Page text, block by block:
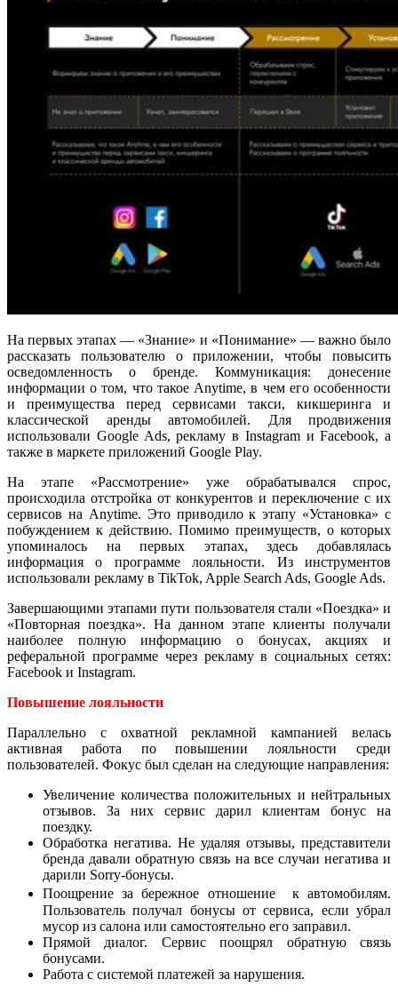
На первых этапах — «‎Знание»‎ и «‎Понимание»‎ — важно было
рассказать пользователю о приложении, чтобы повысить
осведомленность о бренде. Коммуникация: донесение
информации о том, что такое Anytime, в чем его особенности
и преимущества перед сервисами такси, кикшеринга и
классической аренды автомобилей. Для продвижения
использовали Google Ads, рекламу в Instagram и Facebook, а
также в маркете приложений Google Play.
На этапе «Рассмотрение»‎ уже обрабатывался спрос,
происходила отстройка от конкурентов и переключение с их
сервисов на Anytime. Это приводило к этапу «Установка» с
побуждением к действию. Помимо преимуществ, о которых
упоминалось на первых этапах, здесь добавлялась
информация о программе лояльности. Из инструментов
использовали рекламу в TikTok, Apple Search Ads, Google Ads.
Завершающими этапами пути пользователя стали «Поездка» и
«Повторная поездка». На данном этапе клиенты получали
наиболее полную информацию о бонусах, акциях и
реферальной программе через рекламу в социальных сетях:
Facebook и Instagram.
Повышение лояльности
Параллельно с охватной рекламной кампанией велась
активная работа по повышении лояльности среди
пользователей. Фокус был сделан на следующие направления:
Увеличение количества положительных и нейтральных
отзывов. За них сервис дарил клиентам бонус на
поездку.
Обработка негатива. Не удаляя отзывы, представители
бренда давали обратную связь на все случаи негатива и
дарили Sorry-бонусы.
Поощрение за бережное отношение к автомобилям.
Пользователь получал бонусы от сервиса, если убрал
мусор из салона или самостоятельно его заправил.
Прямой диалог. Сервис поощрял обратную связь
бонусами.
Работа с системой платежей за нарушения.